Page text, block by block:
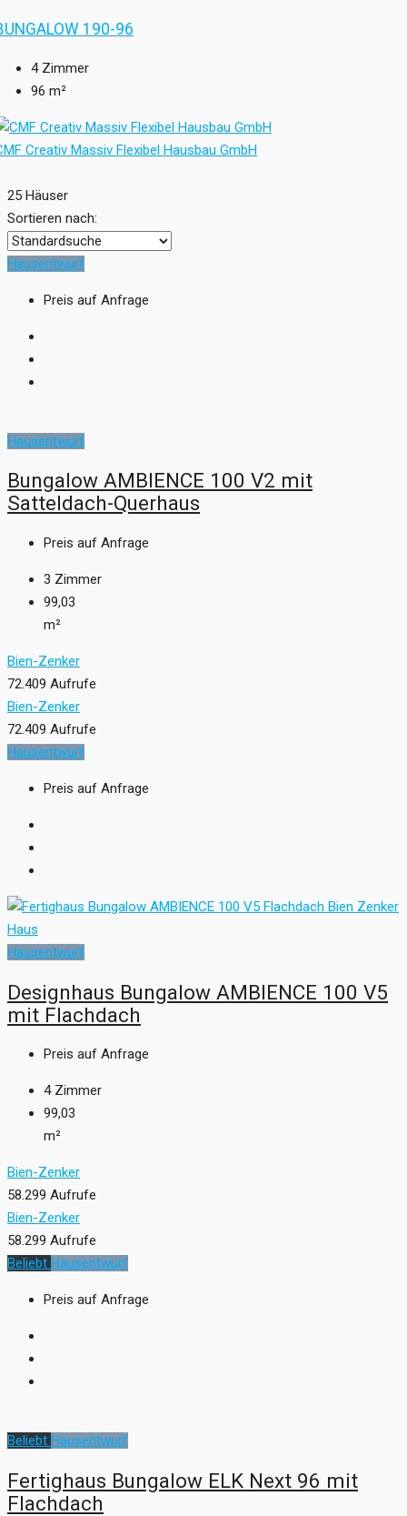
190-96
4 Zimmer
96 m²
Creativ Massiv Flexibel Hausbau GmbH
25 Häuser
Sortieren nach:
Hausentwurf
Preis auf Anfrage
Hausentwurf
Bungalow AMBIENCE 100 V2 mit
Satteldach-Querhaus
Preis auf Anfrage
3 Zimmer
99,03
m²
Bien-Zenker
72.409 Aufrufe
Bien-Zenker
72.409 Aufrufe
Hausentwurf
Preis auf Anfrage
Hausentwurf
Designhaus Bungalow AMBIENCE 100 V5
mit Flachdach
Preis auf Anfrage
4 Zimmer
99,03
m²
Bien-Zenker
58.299 Aufrufe
Bien-Zenker
58.299 Aufrufe
Beliebt Hausentwurf
Preis auf Anfrage
Beliebt Hausentwurf
Fertighaus Bungalow ELK Next 96 mit
Flachdach